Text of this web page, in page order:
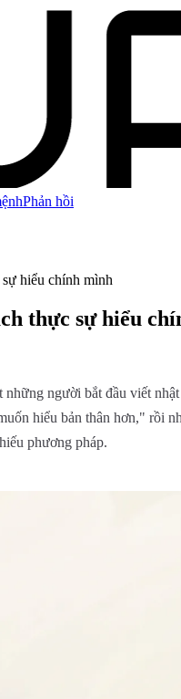
Phản hồi
hiểu chính mình
thực sự hiểu
những người bắt đầu viết
hiểu bản thân hơn," rồi
phương pháp.